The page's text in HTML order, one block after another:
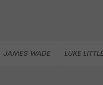
JAMES WADE LUKE